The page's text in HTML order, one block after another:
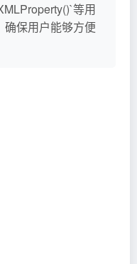
等用
确保用户能够方便